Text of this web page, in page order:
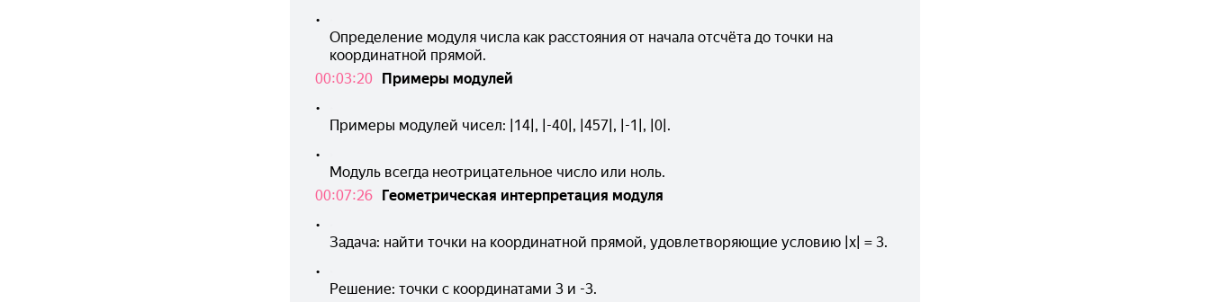
Определение модуля числа как расстояния от начала отсчёта до точки на
координатной прямой.
00:03:20
Примеры модулей
Примеры модулей чисел: |14|, |-40|, |457|, |-1|, |0|.
Модуль всегда неотрицательное число или ноль.
00:07:26 Геометрическая интерпретация модуля
Задача: найти точки на координатной прямой, удовлетворяющие условию |x| = 3.
Решение: точки с координатами 3 и -3.